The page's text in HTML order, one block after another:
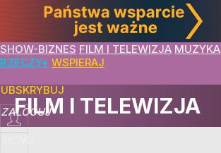
SHOW-BIZNES FILM I TELEWIZJA MUZYKA
RZECZY+ WSPIERAJ
ZALOGUJ
FILM I TELEWIZJA